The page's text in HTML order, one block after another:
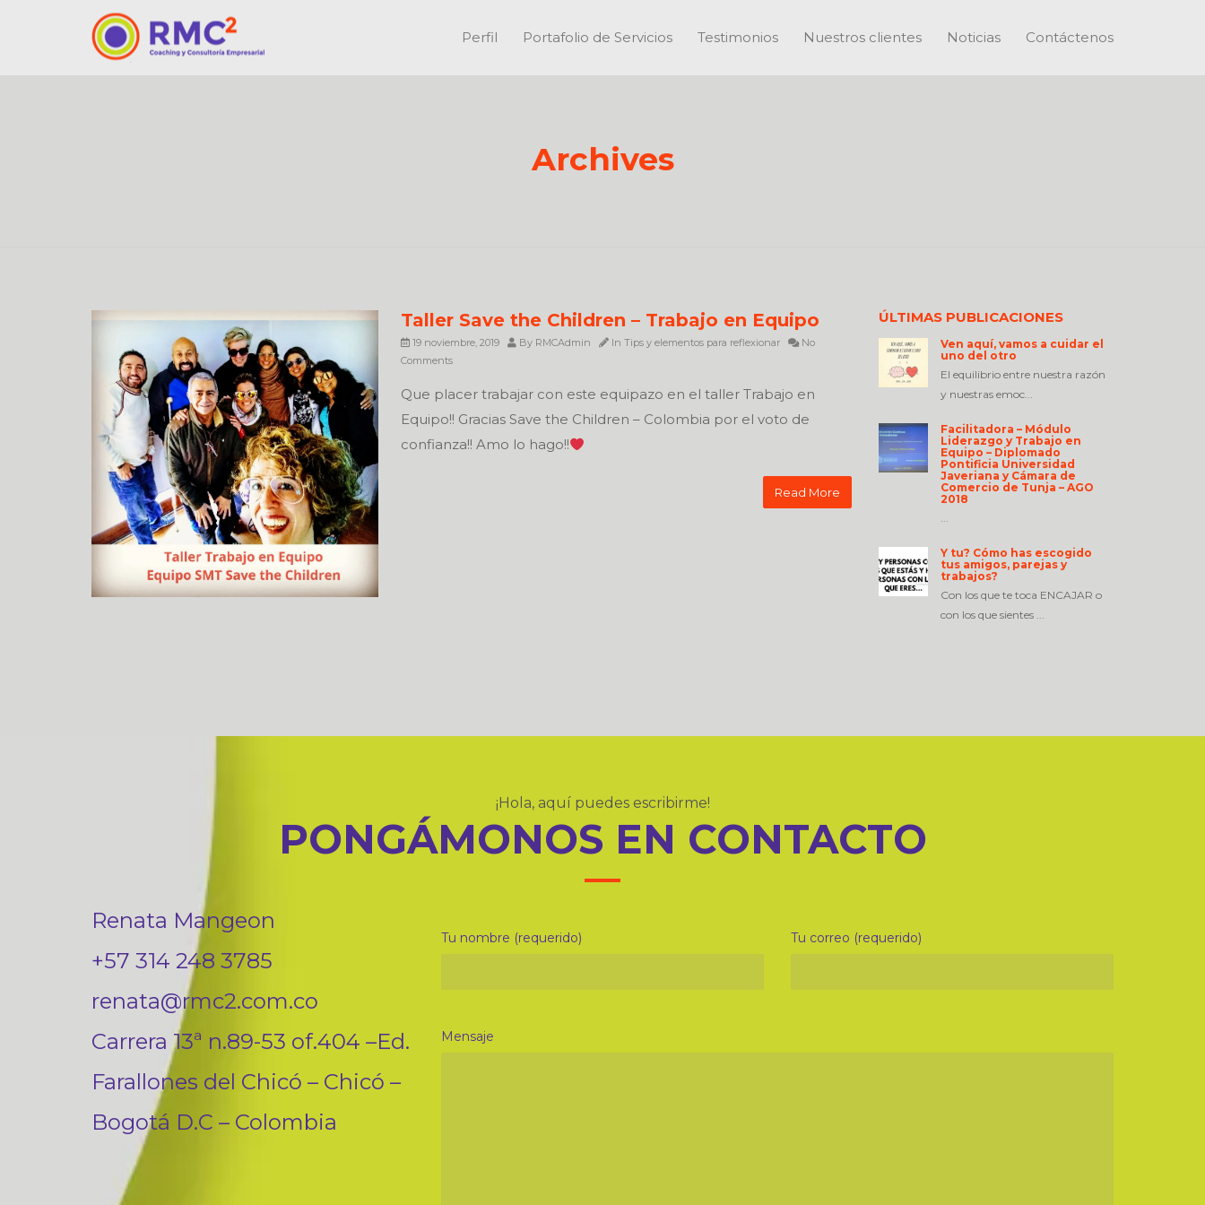
Perfil Portafolio de Servicios Testimonios Nuestros clientes Noticias Contáctenos
Archives
Taller Save the Children – Trabajo en Equipo
19 noviembre, 2019 By RMCAdmin In Tips y elementos para reflexionar
No
Comments
Que placer trabajar con este equipazo en el taller Trabajo en
Equipo!! Gracias Save the Children – Colombia por el voto de
confianza!! Amo lo hago!!
Read More
ÚLTIMAS PUBLICACIONES
Ven aquí, vamos a cuidar el
uno del otro
El equilibrio entre nuestra razón
y nuestras emoc...
Facilitadora – Módulo
Liderazgo y Trabajo en
Equipo – Diplomado
Pontificia Universidad
Javeriana y Cámara de
Comercio de Tunja – AGO
2018
...
Y tu? Cómo has escogido
tus amigos, parejas y
trabajos?
Con los que te toca ENCAJAR o
con los que sientes ...
¡Hola, aquí puedes escribirme!
PONGÁMONOS EN CONTACTO
Renata Mangeon
+57 314 248 3785
renata@rmc2.com.co
Carrera 13ª n.89-53 of.404 –Ed.
Farallones del Chicó – Chicó –
Bogotá D.C – Colombia
Tu nombre (requerido) Tu correo (requerido)
Mensaje